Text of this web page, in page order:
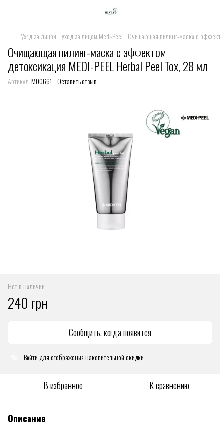
Уход за лицом Уход за лицом Medi-Peel Очищающая пилинг-маска с
Очищающая пилинг-маска с эффектом
детоксикация MEDI-PEEL Herbal Peel Tox, 28 мл
Артикул:M00661 Оставить отзыв
Нет в наличии
240 грн
Сообщить, когда появится
Войти для отображения накопительной скидки
В избранное К сравнению
Описание